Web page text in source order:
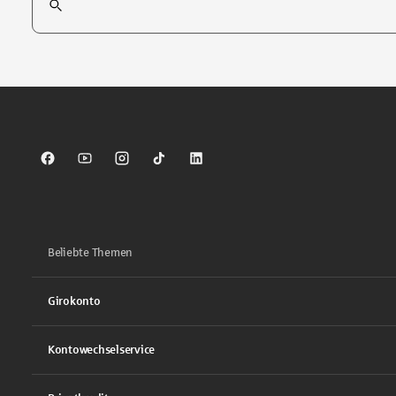
Sparkasse auf Facebook
Sparkasse auf Youtube
Sparkasse auf Instagram
Sparkasse auf TikTok
Sparkasse auf LinkedIn
Beliebte Themen
Girokonto
Kontowechselservice